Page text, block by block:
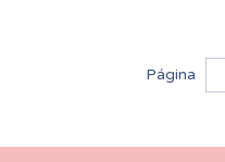
Página